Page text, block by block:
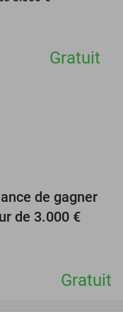
Gratuit
de gagner
de 3.000 €
Gratuit